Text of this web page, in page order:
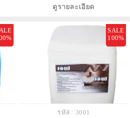
ดูรายละเอียด
SALE
100%
รหัส : 3001